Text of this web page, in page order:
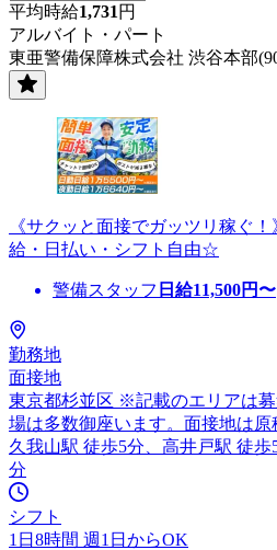
平均時給1,731 円
アルバイト・パート
東亜警備保障株式会社 渋谷本部
《サクッと面接でガッツリ稼ぐ
給・日払い・シフト自由☆
警備スタッフ 日給11,500円〜
勤務地
面接地
東京都杉並区 ※記載のエリアは
場は多数御座います。面接地は原
久我山駅 徒歩5分、高井戸駅 徒
分
シフト
1日8時間 週1日からOK